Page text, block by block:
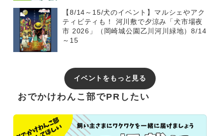
【8/14～15/犬のイベント】マルシェやアク
ティビティも！ 河川敷で夕涼み「犬市場夜
市 2026」（岡崎城公園乙川河川緑地）8/14
～15
イベントをもっと見る
おでかけわんこ部でPRしたい